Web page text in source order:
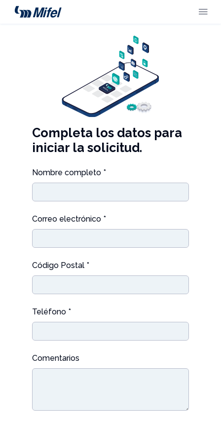
Completa los datos para
iniciar la solicitud.
Nombre completo *
Correo electrónico *
Código Postal *
Teléfono *
Comentarios